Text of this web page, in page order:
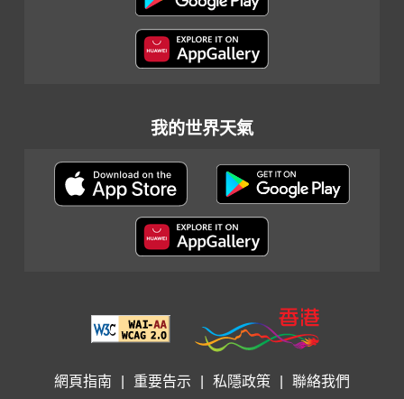
我的世界天氣
網頁指南 重要告示 私隱政策 聯絡我們